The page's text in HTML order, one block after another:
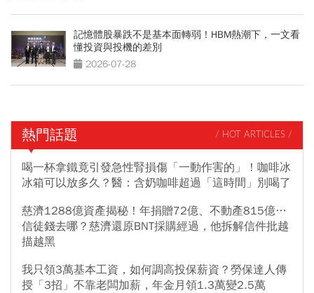
記憶體股暴跌不是基本面轉弱！HBM熱潮下，一文看
懂投資與投機的差別
2026-07-28
熱門話題 / HOT ARTICLES /
喝一杯拿鐵竟引發急性腎損傷「一動作害的」！咖啡冰
冰箱可以放多久？醫：含奶咖啡超過「這時間」別喝了
慈濟1288億資產揭秘！年捐贈72億、不動產815億…
信徒錢去哪？慈濟還原BNT採購經過，他拆解信件批越
描越黑
我只領3萬基本工資，如何調高投保薪資？勞保達人傳
授「3招」不靠老闆加薪，年金月領1.3萬變2.5萬